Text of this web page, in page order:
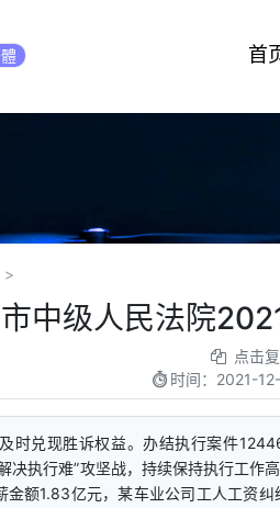
首
>
中级人民法院
点击
时间： 2021-
及时兑现胜诉权益。办结执行案件
决执行难”攻坚战，持续保持执行工作
金额1.83亿元，某车业公司工人工资